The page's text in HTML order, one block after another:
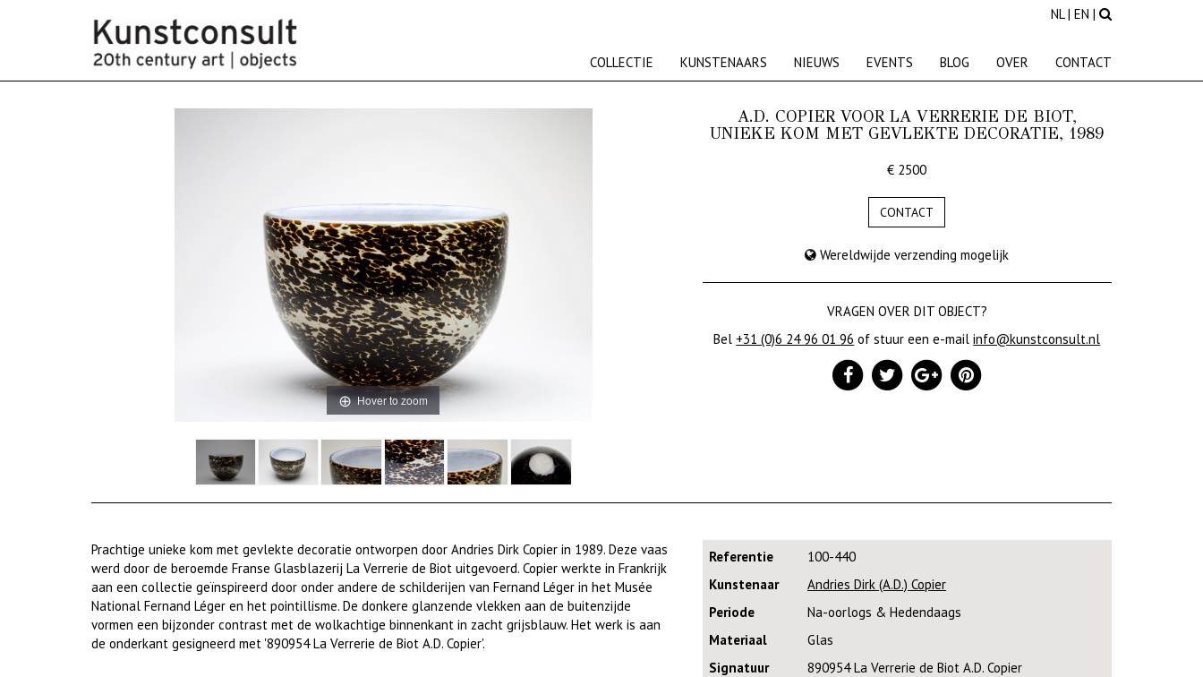
NL| EN |
COLLECTIE KUNSTENAARS NIEUWS EVENTS BLOG OVER CONTACT
Hover to zoom
A.D. COPIER VOOR LA VERRERIE DE BIOT,
UNIEKE KOM MET GEVLEKTE DECORATIE, 1989
€ 2500
CONTACT
Wereldwijde verzending mogelijk
VRAGEN OVER DIT OBJECT?
Bel +31 (0)6 24 96 01 96 of stuur een e-mailinfo@kunstconsult.nl
Prachtige unieke kom met gevlekte decoratie ontworpen door Andries Dirk Copier in 1989. Deze vaas
werd door de beroemde Franse Glasblazerij La Verrerie de Biot uitgevoerd. Copier werkte in Frankrijk
aan een collectie geïnspireerd door onder andere de schilderijen van Fernand Léger in het Musée
National Fernand Léger en het pointillisme. De donkere glanzende vlekken aan de buitenzijde
vormen een bijzonder contrast met de wolkachtige binnenkant in zacht grijsblauw. Het werk is aan
de onderkant gesigneerd met '890954 La Verrerie de Biot A.D. Copier'.
Referentie
100-440
Kunstenaar
Andries Dirk (A.D.) Copier
Periode
Na-oorlogs & Hedendaags
Materiaal
Glas
Signatuur
890954 La Verrerie de Biot A.D. Copier